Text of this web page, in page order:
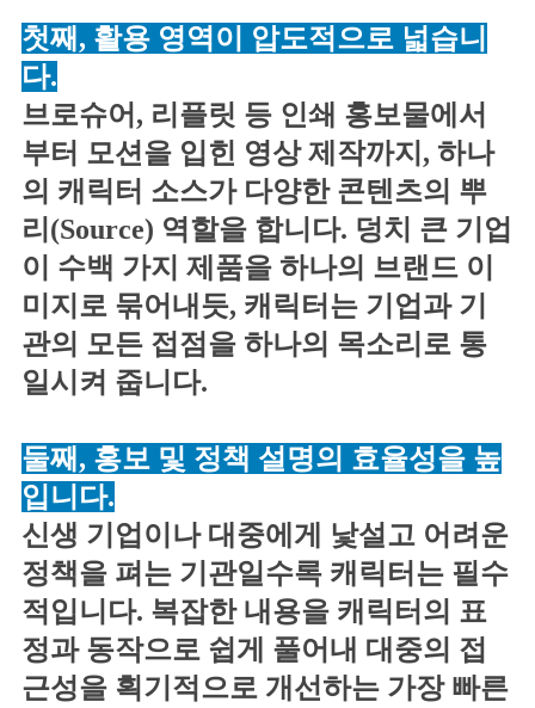
첫째, 활용 영역이 압도적으로 넓습니
다.
브로슈어, 리플릿 등 인쇄 홍보물에서
부터 모션을 입힌 영상 제작까지, 하나
의 캐릭터 소스가 다양한 콘텐츠의 뿌
리(Source) 역할을 합니다. 덩치 큰 기업
이 수백 가지 제품을 하나의 브랜드 이
미지로 묶어내듯, 캐릭터는 기업과 기
관의 모든 접점을 하나의 목소리로 통
일시켜 줍니다.
둘째, 홍보 및 정책 설명의 효율성을 높
입니다.
신생 기업이나 대중에게 낯설고 어려운
정책을 펴는 기관일수록 캐릭터는 필수
적입니다. 복잡한 내용을 캐릭터의 표
정과 동작으로 쉽게 풀어내 대중의 접
근성을 획기적으로 개선하는 가장 빠른